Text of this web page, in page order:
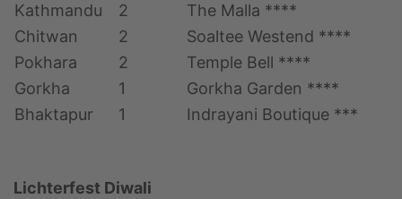
Kathmandu
2
The Malla ****
Chitwan
2
Soaltee Westend ****
Pokhara
2
Temple Bell ****
Gorkha
1
Gorkha Garden ****
Bhaktapur
1 Indrayani Boutique ***
Lichterfest Diwali